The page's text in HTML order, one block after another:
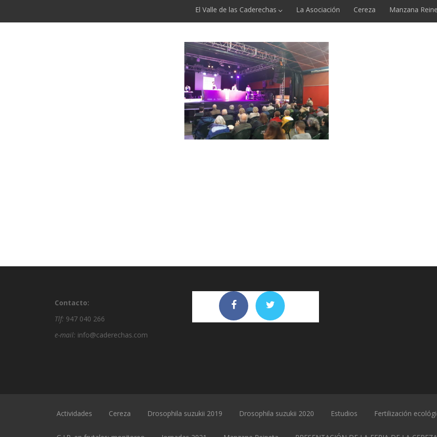
El Valle de las Caderechas La Asociación Cereza Manzana
Contacto:
Tlf: 947 040 266
e-mail: info@caderechas.com
Actividades Cereza Drosophila suzukii 2019 Drosophila suzukii 2020 Estudios Fertilización